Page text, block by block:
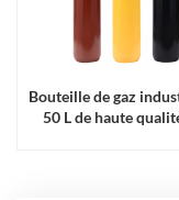
Bouteille de gaz
50 L de haute